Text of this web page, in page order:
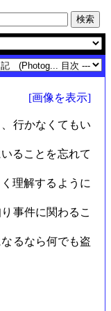
[画像を表示]
行かなくてもい
ることを忘れて
理解するように
事件に関わるこ
るなら何でも盗